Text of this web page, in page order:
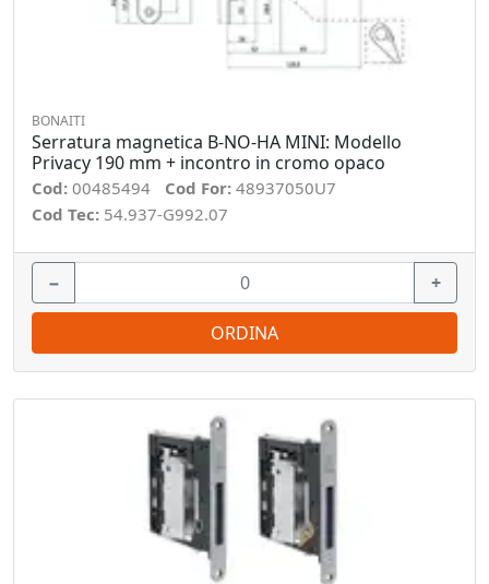
BONAITI
Serratura magnetica B-NO-HA MINI: Modello
Privacy 190 mm + incontro in cromo opaco
Cod: 00485494 Cod For: 48937050U7
Cod Tec: 54.937-G992.07
− +
ORDINA